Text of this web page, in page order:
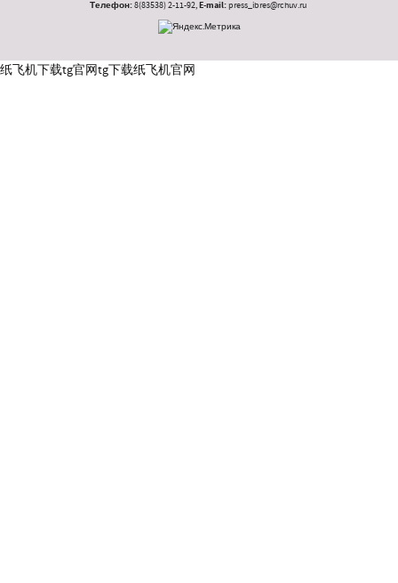
Телефон:8(83538) 2-11-92,E-mail:press_ibres@rchuv.ru
纸飞机下载tg官网tg下载纸飞机官网